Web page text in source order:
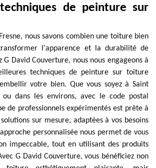
de peinture sur
nous savons combien une toiture bien
l'apparence et la durabilité de
G David Couverture, nous nous engageons à
techniques de peinture sur toiture
votre bien. Que vous soyez à Saint
ou dans les environs, avec le code postal
de professionnels expérimentés est prête à
sur mesure, adaptées à vos besoins
personnalisée nous permet de vous
impeccable, tout en utilisant des produits
G David Couverture, vous bénéficiez non